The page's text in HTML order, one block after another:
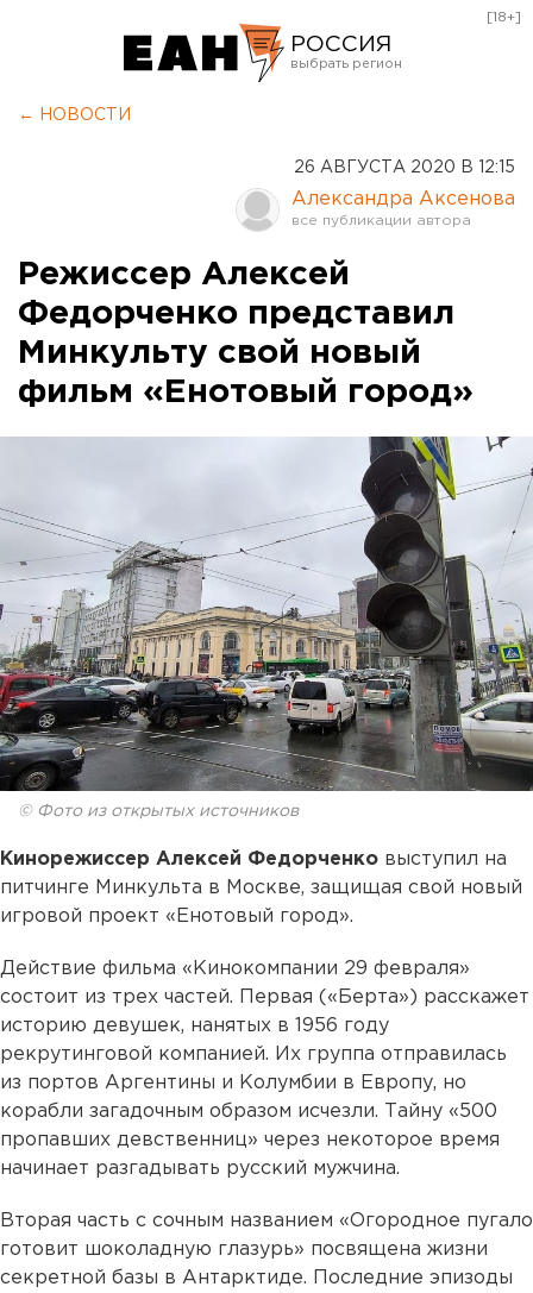
РОССИЯ
Оренбург
[18+]
← НОВОСТИ
26 АВГУСТА 2020 В 12:15
Александра Аксенова
Режиссер Алексей
Федорченко представил
Минкульту свой новый
фильм «Енотовый город»
© Фото из открытых источников
Кинорежиссер Алексей Федорченко выступил на
питчинге Минкульта в Москве, защищая свой новый
игровой проект «Енотовый город».
Действие фильма «Кинокомпании 29 февраля»
состоит из трех частей. Первая («Берта») расскажет
историю девушек, нанятых в 1956 году
рекрутинговой компанией. Их группа отправилась
из портов Аргентины и Колумбии в Европу, но
корабли загадочным образом исчезли. Тайну «500
пропавших девственниц» через некоторое время
начинает разгадывать русский мужчина.
Вторая часть с сочным названием «Огородное пугало
готовит шоколадную глазурь» посвящена жизни
секретной базы в Антарктиде. Последние эпизоды